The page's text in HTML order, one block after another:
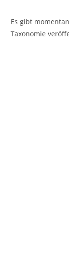
Es gibt
Taxonomie